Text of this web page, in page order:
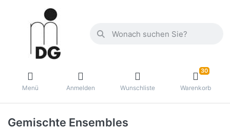
Menü Anmelden Wunschliste
30
Warenkorb
Gemischte Ensembles